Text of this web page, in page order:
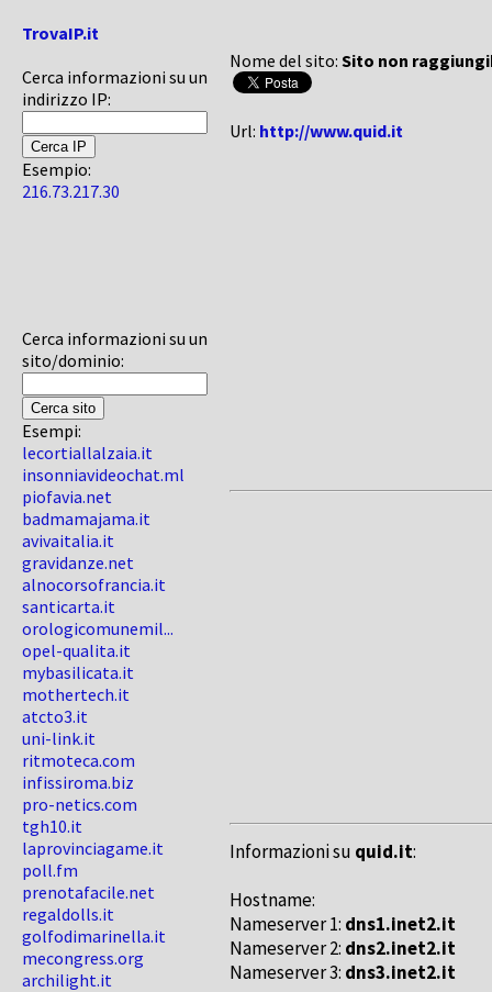
TrovaIP.it
Cerca informazioni su un
indirizzo IP:
Esempio:
216.73.217.30
Cerca informazioni su un
sito/dominio:
Esempi:
lecortiallalzaia.it
insonniavideochat.ml
piofavia.net
badmamajama.it
avivaitalia.it
gravidanze.net
alnocorsofrancia.it
santicarta.it
orologicomunemil...
opel-qualita.it
mybasilicata.it
mothertech.it
atcto3.it
uni-link.it
ritmoteca.com
infissiroma.biz
pro-netics.com
tgh10.it
laprovinciagame.it
poll.fm
prenotafacile.net
regaldolls.it
golfodimarinella.it
mecongress.org
archilight.it
Nome del sito: Sito non
Url: http://www.quid.it
Informazioni su quid.it:
Hostname:
Nameserver 1: dns1.inet2.it
Nameserver 2: dns2.inet2.it
Nameserver 3: dns3.inet2.it